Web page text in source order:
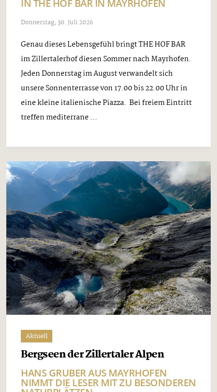
IN THE HOF BAR IN MAYRHOFEN
Donnerstag, 30. Juli 2026
Genau dieses Lebensgefühl bringt THE HOF BAR
im Zillertalerhof diesen Sommer nach Mayrhofen.
Jeden Donnerstag im August verwandelt sich
unsere Sonnenterrasse von 17.00 bis 22.00 Uhr in
eine kleine italienische Piazza. Bei freiem Eintritt
treffen mediterrane ...
Aktuell
Bergseen der Zillertaler Alpen
HANS GRUBER AUS MAYRHOFEN
NIMMT DIE LESER MIT ZU BESONDEREN